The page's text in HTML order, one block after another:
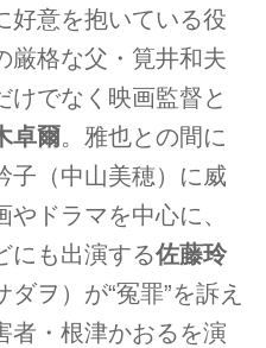
好意を抱いている役
厳格な父・筧井和夫
けでなく映画監督と
卓爾。雅也との間に
子（中山美穂）に威
ドラマを中心に、
にも出演する佐藤玲
ヲ）が“冤罪”を訴え
者・根津かおるを演